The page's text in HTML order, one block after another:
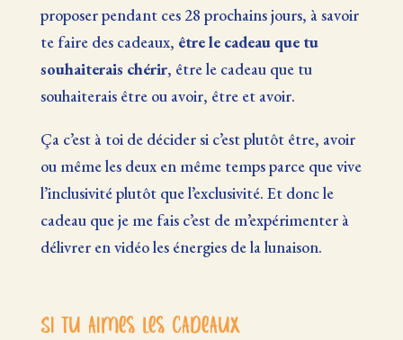
proposer pendant ces 28 prochains jours, à savoir
te faire des cadeaux, être le cadeau que tu
souhaiterais chérir, être le cadeau que tu
souhaiterais être ou avoir, être et avoir.
Ça c’est à toi de décider si c’est plutôt être, avoir
ou même les deux en même temps parce que vive
l’inclusivité plutôt que l’exclusivité. Et donc le
cadeau que je me fais c’est de m’expérimenter à
délivrer en vidéo les énergies de la lunaison.
Si tu aimes les cadeaux